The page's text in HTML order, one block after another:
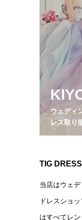
ウェディ
レス取り
TIG
当店はウェ
ドレスショ
はすべてレ